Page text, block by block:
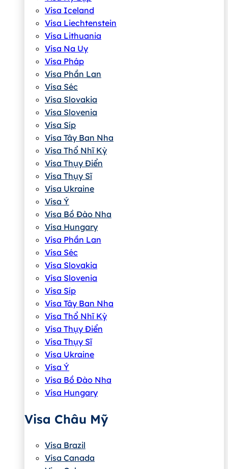
Visa Iceland
Visa Liechtenstein
Visa Lithuania
Visa Na Uy
Visa Pháp
Visa Phần Lan
Visa Séc
Visa Slovakia
Visa Slovenia
Visa Síp
Visa Tây Ban Nha
Visa Thổ Nhĩ Kỳ
Visa Thụy Điển
Visa Thụy Sĩ
Visa Ukraine
Visa Ý
Visa Bồ Đào Nha
Visa Hungary
Visa Phần Lan
Visa Séc
Visa Slovakia
Visa Slovenia
Visa Síp
Visa Tây Ban Nha
Visa Thổ Nhĩ Kỳ
Visa Thụy Điển
Visa Thụy Sĩ
Visa Ukraine
Visa Ý
Visa Bồ Đào Nha
Visa Hungary
Visa Châu Mỹ
Visa Brazil
Visa Canada